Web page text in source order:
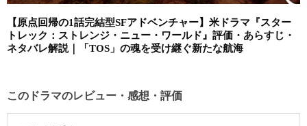
【原点回帰の1話完結型SFアドベンチャー】米ドラマ『スター
トレック：ストレンジ・ニュー・ワールド』評価・あらすじ・
ネタバレ解説｜「TOS」の魂を受け継ぐ新たな航海
このドラマのレビュー・感想・評価